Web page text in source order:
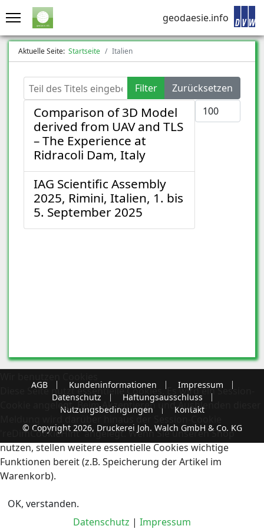
geodaesie.info
Aktuelle Seite: Startseite Italien
Teil des Titels eingeben Filter
Zurücksetzen
Anzeige #
Comparison of 3D Model
derived from UAV and TLS
– The Experience at
Ridracoli Dam, Italy
IAG Scientific Assembly
2025, Rimini, Italien, 1. bis
5. September 2025
AGB Kundeninformationen
Impressum
Datenschutz
Haftungsausschluss
Nutzungsbedingungen
Kontakt
© Copyright 2026, Druckerei Joh. Walch GmbH & Co. KG
Diese Seite nutzt essentielle Cookies. Es wird ein Session-
Cookie angelegt. Beim Akzeptieren und Ausblenden dieser
Meldung wird darüber hinaus der Session-Cookie
'reDimCookieHint' angelegt. Wenn Sie unseren Shop
nutzen, stellen weitere essentielle Cookies wichtige
Funktionen bereit (z.B. Speicherung der Artikel im
Warenkorb).
OK, verstanden.
Datenschutz | Impressum